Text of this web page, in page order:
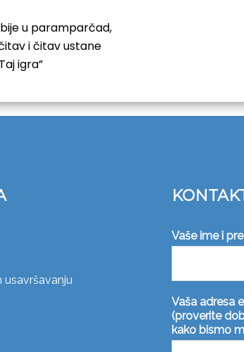
u paramparčad,
i čitav ustane
Taj igra”
usavršavanju
Vaše ime i
Vaša adresa
(proverite
kako bismo